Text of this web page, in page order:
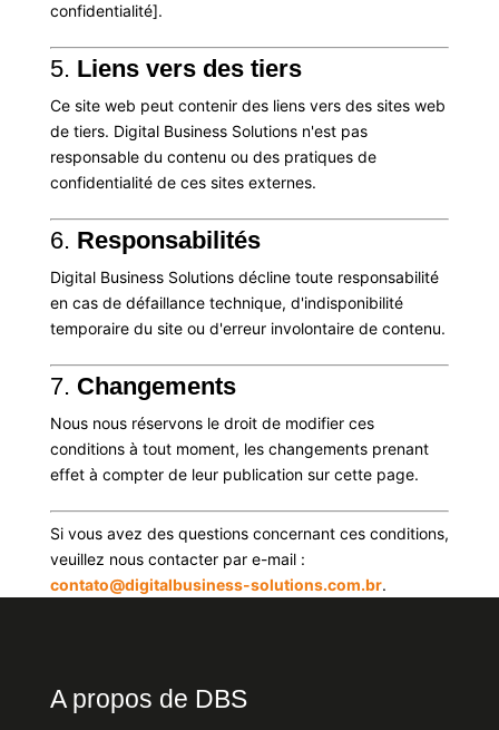
confidentialité].
5. Liens vers des tiers
Ce site web peut contenir des liens vers des sites web
de tiers. Digital Business Solutions n'est pas
responsable du contenu ou des pratiques de
confidentialité de ces sites externes.
6. Responsabilités
Digital Business Solutions décline toute responsabilité
en cas de défaillance technique, d'indisponibilité
temporaire du site ou d'erreur involontaire de contenu.
7. Changements
Nous nous réservons le droit de modifier ces
conditions à tout moment, les changements prenant
effet à compter de leur publication sur cette page.
Si vous avez des questions concernant ces conditions,
veuillez nous contacter par e-mail :
contato@digitalbusiness-solutions.com.br.
A propos de DBS